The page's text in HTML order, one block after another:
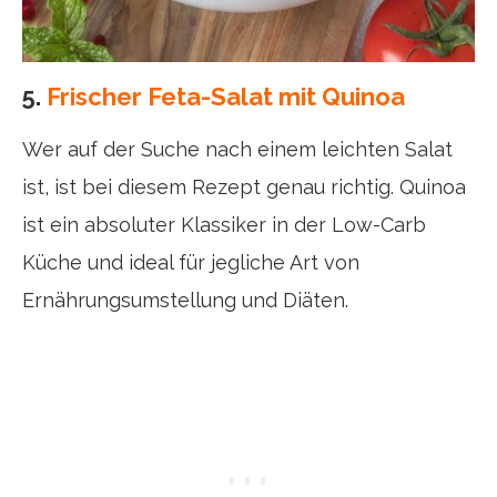
5. Frischer Feta-Salat mit Quinoa
Wer auf der Suche nach einem leichten Salat
ist, ist bei diesem Rezept genau richtig. Quinoa
ist ein absoluter Klassiker in der Low-Carb
Küche und ideal für jegliche Art von
Ernährungsumstellung und Diäten.